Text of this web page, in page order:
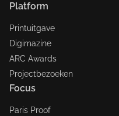
Platform
Printuitgave
Digimazine
ARC Awards
Projectbezoeken
Focus
Paris Proof